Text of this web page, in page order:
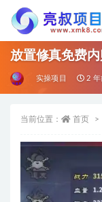
放置修真免费内
实操项目 2 年
当前位置： 首页